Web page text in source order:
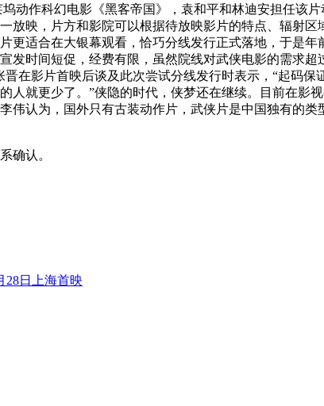
动作科幻电影《黑客帝国》，袁和平和林迪安担任该
放映，片方和影院可以根据待放映影片的特点、辐射
更适合在大银幕观看，恰巧分线发行正式落地，于是
发时间短促，经费有限，虽然院线对武侠电影的需求
在影片首映后谈及此次尝试分线发行时表示，“起码
人就更少了。”侠隐的时代，侠梦还在继续。目前在影
伟认为，国外只有古装动作片，武侠片是中国独有的
确认。
28日上海首映